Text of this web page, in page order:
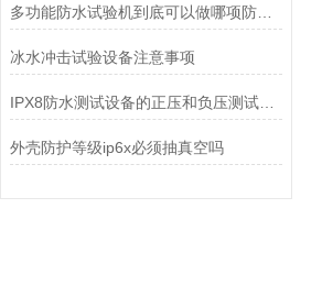
多功能防水试验机到底可以做哪项防水测试？
冰水冲击试验设备注意事项
IPX8防水测试设备的正压和负压测试有什么不同吗
外壳防护等级ip6x必须抽真空吗